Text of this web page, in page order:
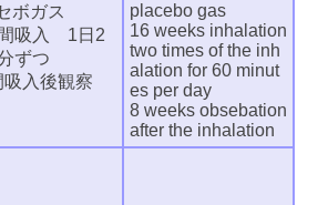
ボガス
吸入 1日2
ずつ
吸入後観察
placebo gas
16 weeks inhalation
two times of the inh
alation for 60 minut
es per day
8 weeks obsebation
after the inhalation